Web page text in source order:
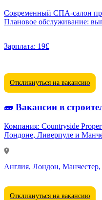
Современный СПА-салон
Плановое обслуживание:
Зарплата: 19£
Откликнуться на вакансию
🧱 Вакансии в
Компания: Countryside
Лондоне, Ливерпуле и
Англия, Лондон,
Откликнуться на вакансию